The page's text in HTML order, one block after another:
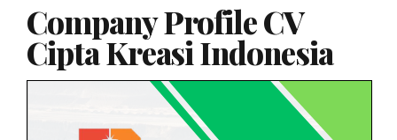
Company Profile CV
Cipta Kreasi Indonesia